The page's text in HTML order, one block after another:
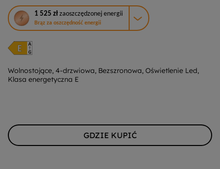
1 525 zł zaoszczędzonej energii
Brąz za oszczędność energii
To
działanie
otworzy
narzędzie
do
energii
Youreko.
Wolnostojące, 4-drzwiowa, Bezszronowa, Oświetlenie Led,
Klasa energetyczna E
GDZIE KUPIĆ